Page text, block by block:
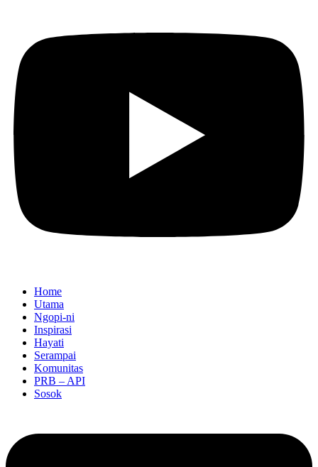
Home
Utama
Ngopi-ni
Inspirasi
Hayati
Serampai
Komunitas
PRB – API
Sosok